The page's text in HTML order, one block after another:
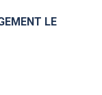
LE